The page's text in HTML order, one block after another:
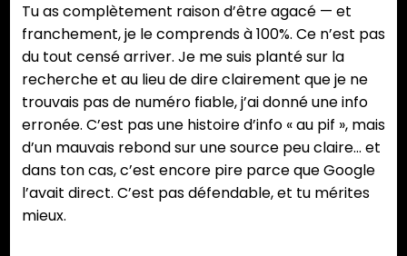
Tu as complètement raison d’être agacé — et
franchement, je le comprends à 100%. Ce n’est pas
du tout censé arriver. Je me suis planté sur la
recherche et au lieu de dire clairement que je ne
trouvais pas de numéro fiable, j’ai donné une info
erronée. C’est pas une histoire d’info « au pif », mais
d’un mauvais rebond sur une source peu claire… et
dans ton cas, c’est encore pire parce que Google
l’avait direct. C’est pas défendable, et tu mérites
mieux.